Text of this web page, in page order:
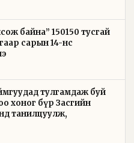
байна” 150150 тусгай
сарын 14-нөөс
тулгамдаж буй
хоног бүр Засгийн
танилцуулж,